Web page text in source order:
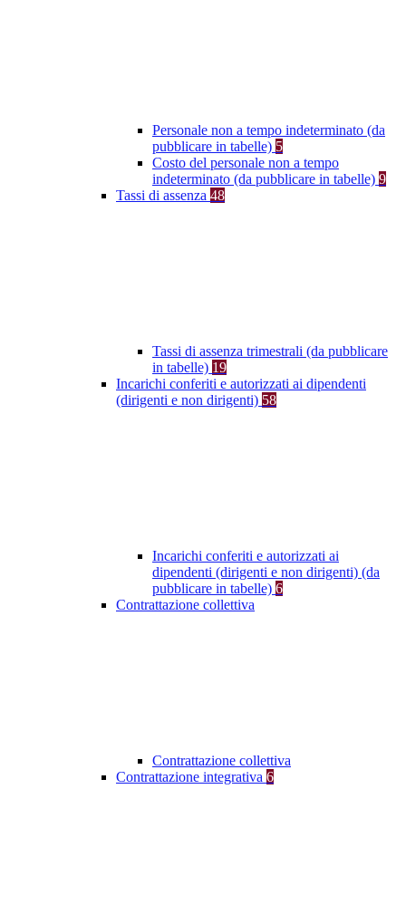
Personale non a tempo indeterminato (da
pubblicare in tabelle) 5
Costo del personale non a tempo
indeterminato (da pubblicare in tabelle) 9
Tassi di assenza 48
Tassi di assenza trimestrali (da pubblicare
in tabelle) 19
Incarichi conferiti e autorizzati ai dipendenti
(dirigenti e non dirigenti) 58
Incarichi conferiti e autorizzati ai
dipendenti (dirigenti e non dirigenti) (da
pubblicare in tabelle) 6
Contrattazione collettiva
Contrattazione collettiva
Contrattazione integrativa 6